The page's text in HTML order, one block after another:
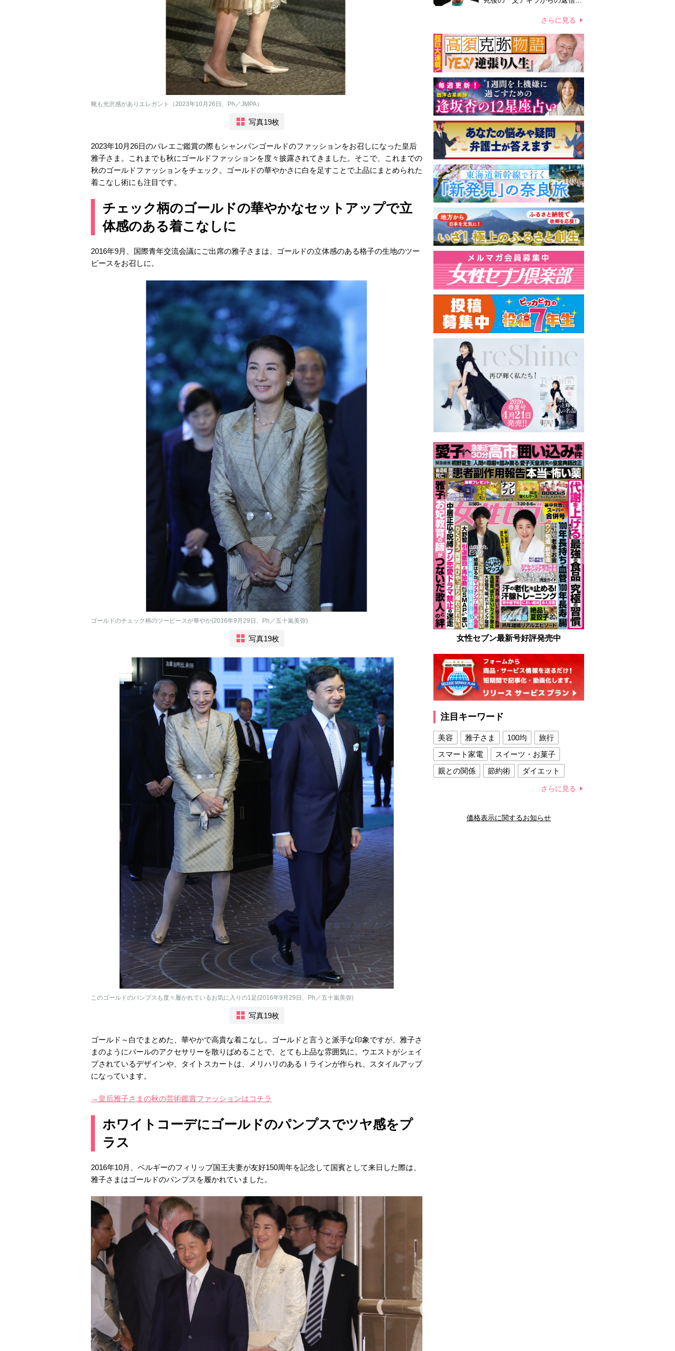
靴も光沢感がありエレガント（2023年10月26日、Ph／JMPA）
写真19枚
2023年10月26日のバレエご鑑賞の際もシャンパンゴールドのファッションをお召しになった皇后
雅子さま。これまでも秋にゴールドファッションを度々披露されてきました。そこで、これまでの
秋のゴールドファッションをチェック。ゴールドの華やかさに白を足すことで上品にまとめられた
着こなし術にも注目です。
チェック柄のゴールドの華やかなセットアップで立
体感のある着こなしに
2016年9月、国際青年交流会議にご出席の雅子さまは、ゴールドの立体感のある格子の生地のツー
ピースをお召しに。
ゴールドのチェック柄のツーピースが華やか(2016年9月29日、Ph／五十嵐美弥)
写真19枚
このゴールドのパンプスも度々履かれているお気に入りの1足(2016年9月29日、Ph／五十嵐美弥)
写真19枚
ゴールド～白でまとめた、華やかで高貴な着こなし。ゴールドと言うと派手な印象ですが、雅子さ
まのようにパールのアクセサリーを散りばめることで、とても上品な雰囲気に。ウエストがシェイ
プされているデザインや、タイトスカートは、メリハリのあるＩラインが作られ、スタイルアップ
になっています。
→皇后雅子さまの秋の芸術鑑賞ファッションはコチラ
ホワイトコーデにゴールドのパンプスでツヤ感をプ
ラス
2016年10月、ベルギーのフィリップ国王夫妻が友好150周年を記念して国賓として来日した際は、
雅子さまはゴールドのパンプスを履かれていました。
さらに見る
女性セブン最新号好評発売中
注目キーワード
美容 雅子さま 100均
旅行
スマート家電
スイーツ・お菓子
親との関係
節約術
ダイエット
夫との関係
新津春子 どか食い
さらに見る
価格表示に関するお知らせ